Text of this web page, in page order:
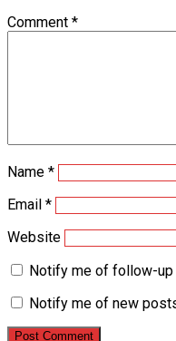
Comment *
Name *
Email *
Website
Notify me of follow-up
Notify me of new